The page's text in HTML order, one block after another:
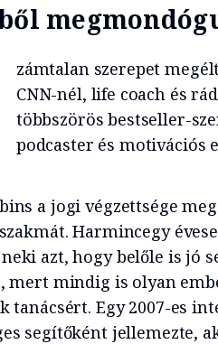
zámtalan szerepet
CNN-nél, life coach és
többszörös bestseller-
podcaster és motivációs
a jogi végzettsége
Harmincegy
azt, hogy belőle is jó
mert mindig is olyan
tanácsért. Egy 2007-es
segítőként jellemezte,